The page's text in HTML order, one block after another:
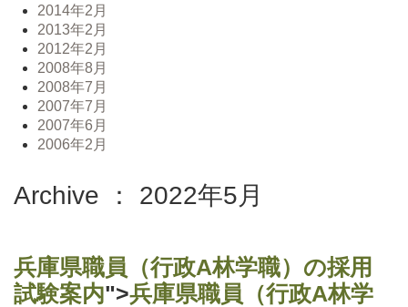
2014年2月
2013年2月
2012年2月
2008年8月
2008年7月
2007年7月
2007年6月
2006年2月
Archive ： 2022年5月
兵庫県職員（行政A林学職）の採用
試験案内">兵庫県職員（行政A林学